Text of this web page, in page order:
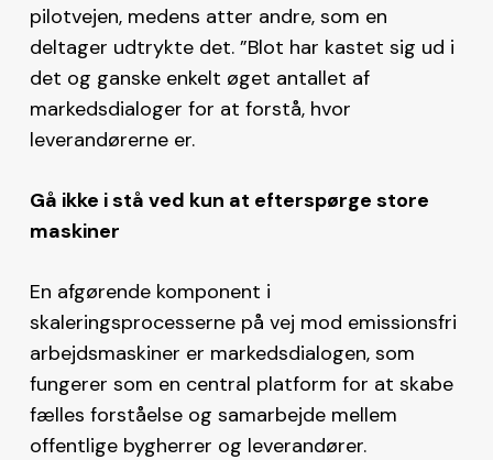
pilotvejen, medens atter andre, som en
deltager udtrykte det. ”Blot har kastet sig ud i
det og ganske enkelt øget antallet af
markedsdialoger for at forstå, hvor
leverandørerne er.
Gå ikke i stå ved kun at efterspørge store
maskiner
En afgørende komponent i
skaleringsprocesserne på vej mod emissionsfri
arbejdsmaskiner er markedsdialogen, som
fungerer som en central platform for at skabe
fælles forståelse og samarbejde mellem
offentlige bygherrer og leverandører.